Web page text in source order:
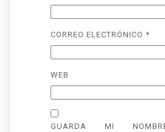
CORREO ELECTRÓNICO *
WEB
GUARDA MI